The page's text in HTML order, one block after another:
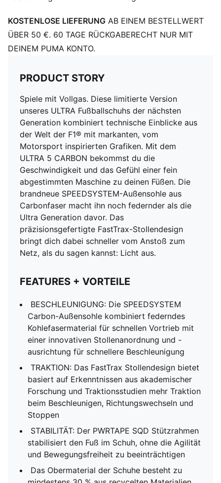
Bewegungsfreiheit zu beeinträchtigen
Das Obermaterial der Schuhe besteht zu mindestens
30 % aus recycelten Materialien
Ultraleichte herausnehmbare Innensohle
OrthoLite® Fersendämpfung für einen sicheren Halt
GripControl Pro Beschichtung: Superdünnes
strukturiertes Obermaterial für verbesserte
Ballkontrolle, unabhängig von den
Spielfeldbedingungen
SPEEDSYSTEM-Außensohle aus Carbon
Passform für Damen: Dieser Fußballschuh mit auf den
weiblichen Fuß angepassten Größen und Risthöhen
wurde speziell für Frauen entwickelt
Hohes Slip-on-Design
FG: geeignet für festen Boden (Firm Ground)
KOSTENLOSE LIEFERUNG AB EINEM BESTELLWERT
ÜBER 50 €. 60 TAGE RÜCKGABERECHT NUR MIT
DEINEM PUMA KONTO.
PRODUCT STORY
Spiele mit Vollgas. Diese limitierte Version
unseres ULTRA Fußballschuhs der nächsten
Generation kombiniert technische Einblicke aus
der Welt der F1® mit markanten, vom
Motorsport inspirierten Grafiken. Mit dem
ULTRA 5 CARBON bekommst du die
Geschwindigkeit und das Gefühl einer fein
abgestimmten Maschine zu deinen Füßen. Die
brandneue SPEEDSYSTEM-Außensohle aus
Carbonfaser macht ihn noch federnder als die
Ultra Generation davor. Das
präzisionsgefertigte FastTrax-Stollendesign
bringt dich dabei schneller vom Anstoß zum
Netz, als du sagen kannst: Licht aus.
FEATURES + VORTEILE
BESCHLEUNIGUNG: Die SPEEDSYSTEM
Carbon-Außensohle kombiniert federndes
Kohlefasermaterial für schnellen Vortrieb mit
einer innovativen Stollenanordnung und -
ausrichtung für schnellere Beschleunigung
TRAKTION: Das FastTrax Stollendesign bietet
basiert auf Erkenntnissen aus akademischer
Forschung und Traktionsstudien mehr Traktion
beim Beschleunigen, Richtungswechseln und
Stoppen
STABILITÄT: Der PWRTAPE SQD Stützrahmen
stabilisiert den Fuß im Schuh, ohne die Agilität
und Bewegungsfreiheit zu beeinträchtigen
Das Obermaterial der Schuhe besteht zu